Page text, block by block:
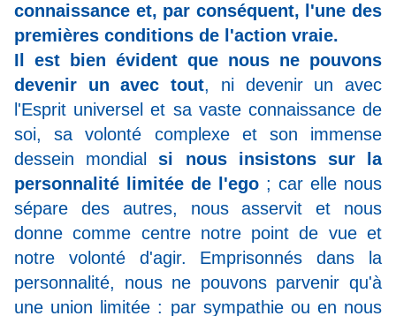
connaissance et, par conséquent, l'une des
premières conditions de l'action vraie.
Il est bien évident que nous ne pouvons
devenir un avec tout, ni devenir un avec
l'Esprit universel et sa vaste connaissance de
soi, sa volonté complexe et son immense
dessein mondialsi nous insistons sur la
personnalité limitée de l'ego ; car elle nous
sépare des autres, nous asservit et nous
donne comme centre notre point de vue et
notre volonté d'agir. Emprisonnés dans la
personnalité, nous ne pouvons parvenir qu'à
une union limitée : par sympathie ou en nous